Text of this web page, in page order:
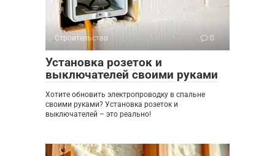
Строительство 0
Установка розеток и
выключателей своими руками
Хотите обновить электропроводку в спальне
своими руками? Установка розеток и
выключателей – это реально!